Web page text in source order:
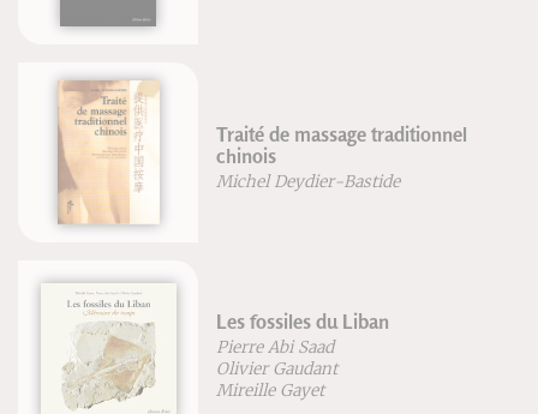
Traité de massage traditionnel
chinois
Michel Deydier-Bastide
Les fossiles du Liban
Pierre Abi Saad
Olivier Gaudant
Mireille Gayet